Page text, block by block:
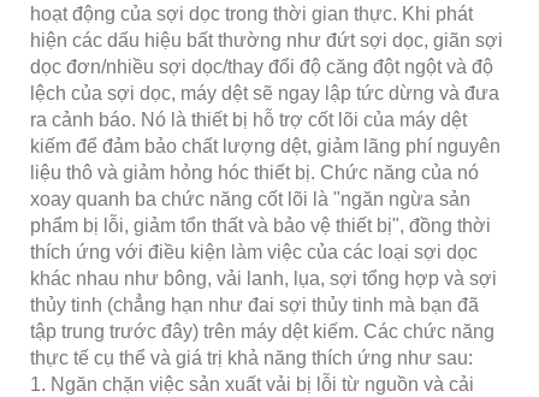
hoạt động của sợi dọc trong thời gian thực. Khi phát
hiện các dấu hiệu bất thường như đứt sợi dọc, giãn sợi
dọc đơn/nhiều sợi dọc/thay đổi độ căng đột ngột và độ
lệch của sợi dọc, máy dệt sẽ ngay lập tức dừng và đưa
ra cảnh báo. Nó là thiết bị hỗ trợ cốt lõi của máy dệt
kiếm để đảm bảo chất lượng dệt, giảm lãng phí nguyên
liệu thô và giảm hỏng hóc thiết bị. Chức năng của nó
xoay quanh ba chức năng cốt lõi là "ngăn ngừa sản
phẩm bị lỗi, giảm tổn thất và bảo vệ thiết bị", đồng thời
thích ứng với điều kiện làm việc của các loại sợi dọc
khác nhau như bông, vải lanh, lụa, sợi tổng hợp và sợi
thủy tinh (chẳng hạn như đai sợi thủy tinh mà bạn đã
tập trung trước đây) trên máy dệt kiếm. Các chức năng
thực tế cụ thể và giá trị khả năng thích ứng như sau:
1. Ngăn chặn việc sản xuất vải bị lỗi từ nguồn và cải